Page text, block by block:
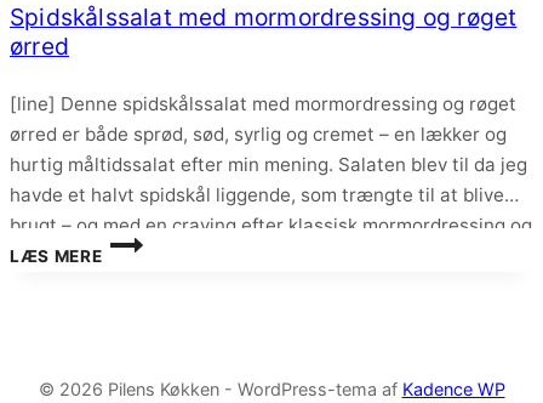
Spidskålssalat med mormordressing og røget
ørred
[line] Denne spidskålssalat med mormordressing og røget
ørred er både sprød, sød, syrlig og cremet – en lækker og
hurtig måltidssalat efter min mening. Salaten blev til da jeg
havde et halvt spidskål liggende, som trængte til at blive
brugt – og med en craving efter klassisk mormordressing og
en lidt halvdoven krop, så blev…
LÆS MERE
SPIDSKÅLSSALAT
MED
ØRRED
© 2026 Pilens Køkken - WordPress-tema af Kadence WP